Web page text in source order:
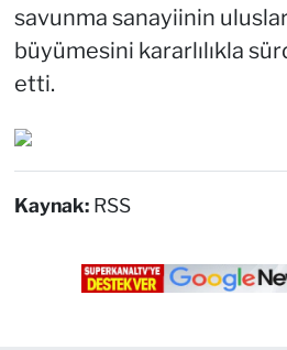
savunma sanayiinin
büyümesini kararlılıkla
etti.
Kaynak: RSS